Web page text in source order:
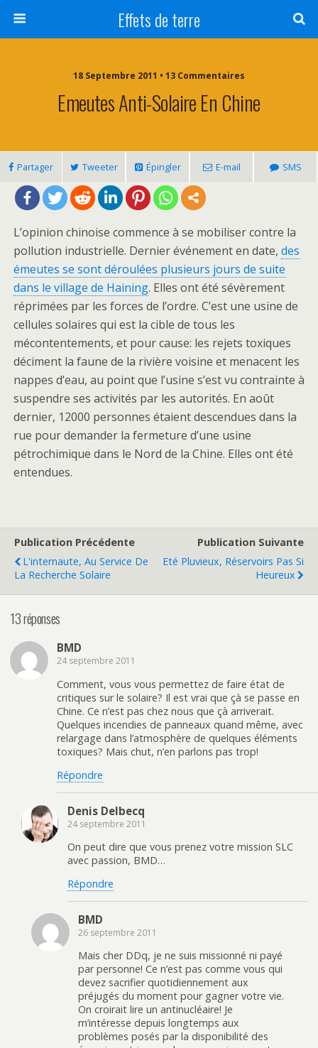
Effets de terre
18 Septembre 2011 • 13 Commentaires
Emeutes Anti-Solaire En Chine
Partager Tweeter Épingler E-mail SMS
L’opinion chinoise commence à se mobiliser contre la
pollution industrielle. Dernier événement en date, des
émeutes se sont déroulées plusieurs jours de suite
dans le village de Haining. Elles ont été sévèrement
réprimées par les forces de l’ordre. C’est une usine de
cellules solaires qui est la cible de tous les
mécontentements, et pour cause: les rejets toxiques
déciment la faune de la rivière voisine et menacent les
nappes d’eau, au point que l’usine s’est vu contrainte à
suspendre ses activités par les autorités. En août
dernier, 12000 personnes étaient descendues dans la
rue pour demander la fermeture d’une usine
pétrochimique dans le Nord de la Chine. Elles ont été
entendues.
Publication Précédente
L'internaute, Au Service De
La Recherche Solaire
Publication Suivante
Eté Pluvieux, Réservoirs Pas Si
Heureux
13 réponses
BMD
24 septembre 2011
Comment, vous vous permettez de faire état de
critiques sur le solaire? Il est vrai que çà se passe en
Chine. Ce n’est pas chez nous que çà arriverait.
Quelques incendies de panneaux quand même, avec
relargage dans l’atmosphère de quelques éléments
toxiques? Mais chut, n’en parlons pas trop!
Répondre
Denis Delbecq
24 septembre 2011
On peut dire que vous prenez votre mission SLC
avec passion, BMD…
Répondre
BMD
26 septembre 2011
Mais cher DDq, je ne suis missionné ni payé
par personne! Ce n’est pas comme vous qui
devez sacrifier quotidiennement aux
préjugés du moment pour gagner votre vie.
On croirait lire un antinucléaire! Je
m’intéresse depuis longtemps aux
problèmes posés par la disponibilité des